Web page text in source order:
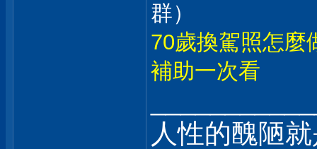
群）
70歲換駕照怎麼
補助一次看
人性的醜陋